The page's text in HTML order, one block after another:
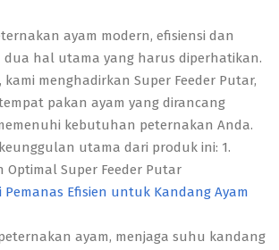
ayam modern, efisiensi dan
hal utama yang harus diperhatikan.
menghadirkan Super Feeder Putar,
pakan ayam yang dirancang
kebutuhan peternakan Anda.
utama dari produk ini: 1.
Optimal Super Feeder Putar
Pemanas Efisien untuk Kandang Ayam
ayam, menjaga suhu kandang